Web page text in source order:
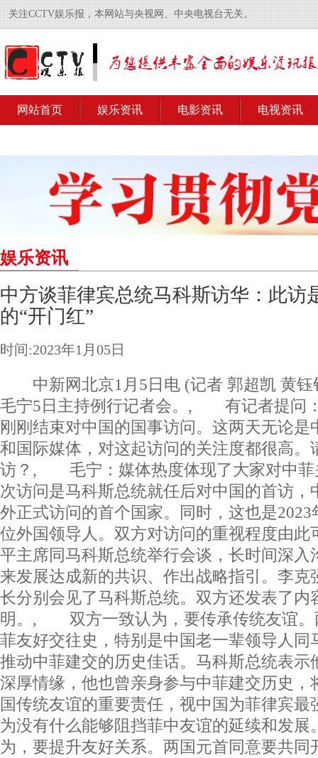
关注CCTV娱乐报，本网站与央视网、中央电视台无关。
网站首页 娱乐资讯 电影资讯 电视资讯
娱乐资讯
中方谈菲律宾总统马科斯访华：此访
的“开门红”
时间:2023年1月05日
中新网北京1月5日电 (记者 郭超凯 黄钰
毛宁5日主持例行记者会。, 有记者提问
刚刚结束对中国的国事访问。这两天无论是
和国际媒体，对这起访问的关注度都很高。
访？, 毛宁：媒体热度体现了大家对中菲
次访问是马科斯总统就任后对中国的首访，
外正式访问的首个国家。同时，这也是
位外国领导人。双方对访问的重视程度由此
平主席同马科斯总统举行会谈，长时间深入
来发展达成新的共识、作出战略指引。李克
长分别会见了马科斯总统。双方还发表了内
明。, 双方一致认为，要传承传统友谊。
菲友好交往史，特别是中国老一辈领导人同
推动中菲建交的历史佳话。马科斯总统表示
深厚情缘，他也曾亲身参与中菲建交历史，
国传统友谊的重要责任，视中国为菲律宾最
为没有什么能够阻挡菲中友谊的延续和
为，要提升友好关系。两国元首同意要共同